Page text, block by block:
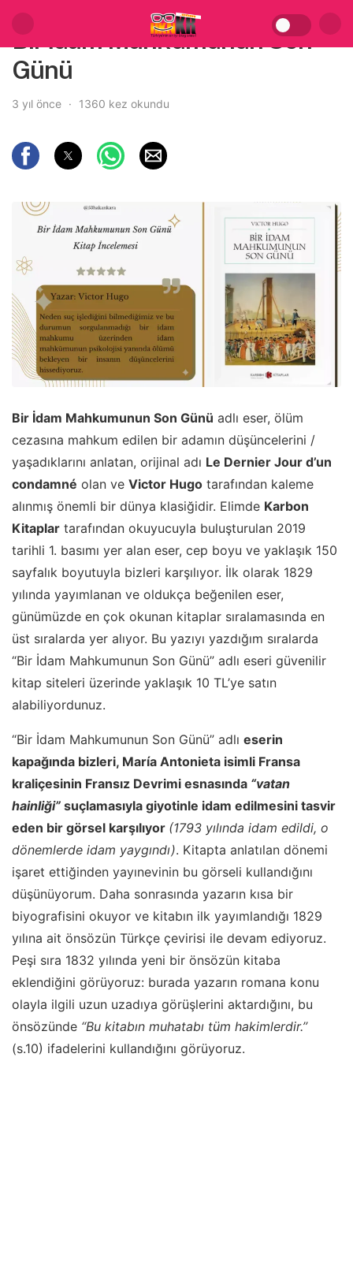
Bir İdam Mahkumunun Son
Günü
3 yıl önce 1360 kez okundu
Bir İdam Mahkumunun Son Günü adlı eser, ölüm
cezasına mahkum edilen bir adamın düşüncelerini /
yaşadıklarını anlatan, orijinal adı Le Dernier Jour d’un
condamné olan ve Victor Hugo tarafından kaleme
alınmış önemli bir dünya klasiğidir. Elimde Karbon
Kitaplar tarafından okuyucuyla buluşturulan 2019
tarihli 1. basımı yer alan eser, cep boyu ve yaklaşık 150
sayfalık boyutuyla bizleri karşılıyor. İlk olarak 1829
yılında yayımlanan ve oldukça beğenilen eser,
günümüzde en çok okunan kitaplar sıralamasında en
üst sıralarda yer alıyor. Bu yazıyı yazdığım sıralarda
“Bir İdam Mahkumunun Son Günü” adlı eseri güvenilir
kitap siteleri üzerinde yaklaşık 10 TL’ye satın
alabiliyordunuz.
“Bir İdam Mahkumunun Son Günü” adlı eserin
kapağında bizleri, María Antonieta isimli Fransa
kraliçesinin Fransız Devrimi esnasında “vatan
hainliği” suçlamasıyla giyotinle idam edilmesini tasvir
eden bir görsel karşılıyor (1793 yılında idam edildi, o
dönemlerde idam yaygındı). Kitapta anlatılan dönemi
işaret ettiğinden yayınevinin bu görseli kullandığını
düşünüyorum. Daha sonrasında yazarın kısa bir
biyografisini okuyor ve kitabın ilk yayımlandığı 1829
yılına ait önsözün Türkçe çevirisi ile devam ediyoruz.
Peşi sıra 1832 yılında yeni bir önsözün kitaba
eklendiğini görüyoruz: burada yazarın romana konu
olayla ilgili uzun uzadıya görüşlerini aktardığını, bu
önsözünde “Bu kitabın muhatabı tüm hakimlerdir.’’
(s.10) ifadelerini kullandığını görüyoruz.